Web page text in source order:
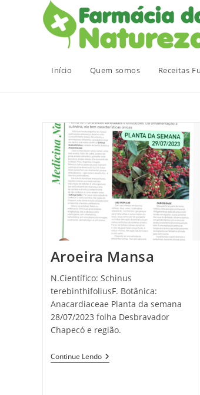
Início Quem somos Receitas
Aroeira Mansa
N.Científico: Schinus
terebinthifoliusF. Botânica:
Anacardiaceae Planta da semana
28/07/2023 folha Desbravador
Chapecó e região.
Continue LendoAroeira
Mansa